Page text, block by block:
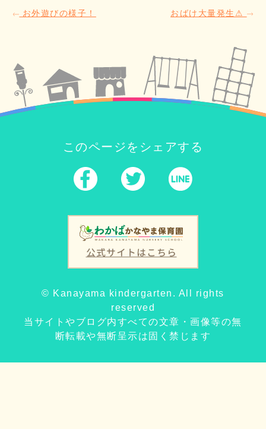
お外遊びの様子！ おばけ大量発生⚠
このページをシェアする
公式サイトはこちら
© Kanayama kindergarten. All rights
reserved
当サイトやブログ内すべての文章・画像等の無
断転載や無断呈示は固く禁じます